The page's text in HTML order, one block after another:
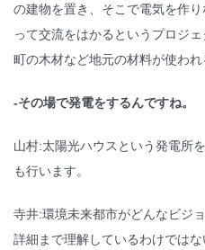
の建物を置き、そこで電気を作
って交流をはかるというプロジ
町の木材など地元の材料が使われ
-その場で発電をするんですね。
山村:太陽光ハウスという発電所
も行います。
寺井:環境未来都市がどんなビジ
詳細まで理解しているわけでは